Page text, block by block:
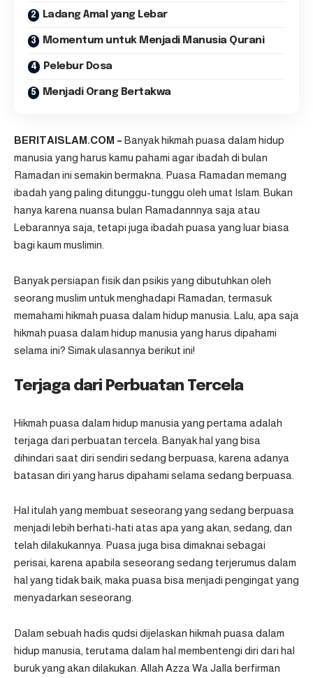
Ladang Amal yang Lebar
Momentum untuk Menjadi Manusia Qurani
Pelebur Dosa
Menjadi Orang Bertakwa
BERITAISLAM.COM – Banyak hikmah puasa dalam hidup
manusia yang harus kamu pahami agar ibadah di bulan
Ramadan ini semakin bermakna. Puasa Ramadan memang
ibadah yang paling ditunggu-tunggu oleh umat Islam. Bukan
hanya karena nuansa bulan Ramadannnya saja atau
Lebarannya saja, tetapi juga ibadah puasa yang luar biasa
bagi kaum muslimin.
Banyak persiapan fisik dan psikis yang dibutuhkan oleh
seorang muslim untuk menghadapi Ramadan, termasuk
memahami hikmah puasa dalam hidup manusia. Lalu, apa saja
hikmah puasa dalam hidup manusia yang harus dipahami
selama ini? Simak ulasannya berikut ini!
Terjaga dari Perbuatan Tercela
Hikmah puasa dalam hidup manusia yang pertama adalah
terjaga dari perbuatan tercela. Banyak hal yang bisa
dihindari saat diri sendiri sedang berpuasa, karena adanya
batasan diri yang harus dipahami selama sedang berpuasa.
Hal itulah yang membuat seseorang yang sedang berpuasa
menjadi lebih berhati-hati atas apa yang akan, sedang, dan
telah dilakukannya. Puasa juga bisa dimaknai sebagai
perisai, karena apabila seseorang sedang terjerumus dalam
hal yang tidak baik, maka puasa bisa menjadi pengingat yang
menyadarkan seseorang.
Dalam sebuah hadis qudsi dijelaskan hikmah puasa dalam
hidup manusia, terutama dalam hal membentengi diri dari hal
buruk yang akan dilakukan. Allah Azza Wa Jalla berfirman